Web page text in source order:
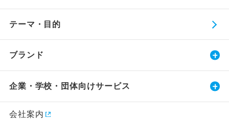
テーマ・目的
ブランド
企業・学校・団体向けサービス
会社案内